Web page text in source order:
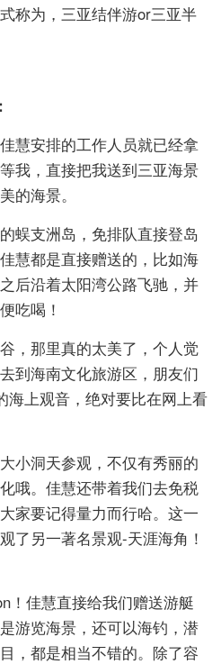
称为，三亚结伴游or三亚半
慧安排的工作人员就已经拿
我，直接把我送到三亚海景
的海景。
蜈支洲岛，免排队直接登岛
慧都是直接赠送的，比如海
后沿着太阳湾公路飞驰，并
吃喝！
，那里真的太美了，个人觉
到海南文化旅游区，朋友们
海上观音，绝对要比在网上看
小洞天参观，不仅有秀丽的
哦。佳慧还带着我们去免税
家要记得量力而行哈。这一
了另一著名景观-天涯海角！
！佳慧直接给我们赠送游艇
游览海景，还可以海钓，潜
，都是相当不错的。除了容